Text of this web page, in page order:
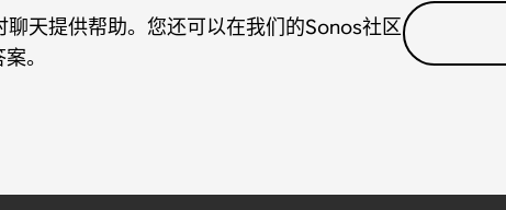
天提供帮助。您还可以在我们的Sonos社区
。